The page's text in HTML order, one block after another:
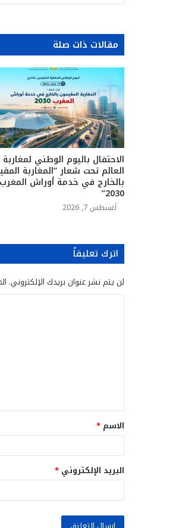
مقالات ذات صلة
الاحتفال باليوم الوطني لمغاربة
العالم تحت شعار “المغاربة
بالخارج في خدمة أوراش المغرب
2030”
أغسطس 7, 2026
اترك تعليقاً
لن يتم نشر عنوان بريدك الإلكتروني.
ق
*
الاسم *
البريد الإلكتروني *